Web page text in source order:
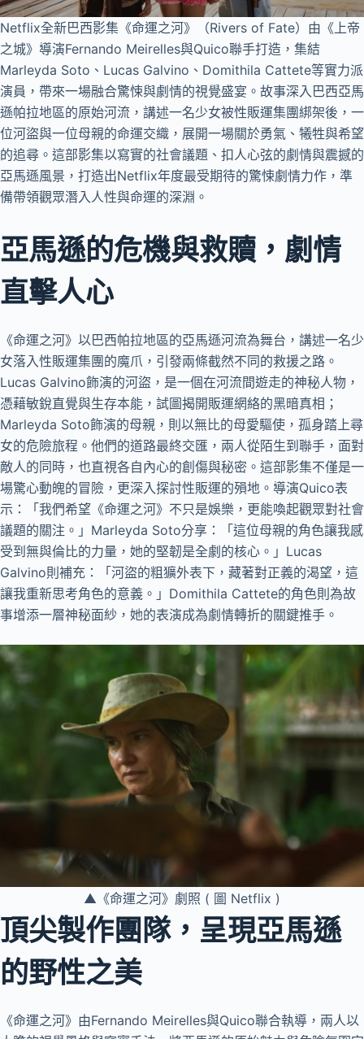
Netflix全新巴西影集《命運之河》（Rivers of Fate）由《上帝
之城》導演Fernando Meirelles與Quico聯手打造，集結
Marleyda Soto、Lucas Galvino、Domithila Cattete等實力派
演員，帶來一場融合驚悚與劇情的視覺盛宴。故事深入巴西亞馬
遜帕拉地區的原始河流，講述一名少女被性販運集團綁架後，一
位河盜與一位母親的命運交織，展開一場關於勇氣、犧牲與希望
的追尋。這部影集以寫實的社會議題、扣人心弦的劇情與震撼的
亞馬遜風景，打造出Netflix年度最受期待的驚悚劇情力作，準
備帶領觀眾潛入人性與命運的深淵。
亞馬遜的危機與救贖，劇情
直擊人心
《命運之河》以巴西帕拉地區的亞馬遜河流為舞台，講述一名少
女落入性販運集團的魔爪，引發兩條截然不同的救援之路。
Lucas Galvino飾演的河盜，是一個在河流間遊走的神秘人物，
憑藉敏銳直覺與生存本能，試圖揭開販運網絡的黑暗真相；
Marleyda Soto飾演的母親，則以無比的母愛驅使，孤身踏上尋
女的危險旅程。他們的道路最終交匯，兩人從陌生到聯手，面對
敵人的同時，也直視各自內心的創傷與秘密。這部影集不僅是一
場驚心動魄的冒險，更深入探討性販運的殞地。導演Quico表
示：「我們希望《命運之河》不只是娛樂，更能喚起觀眾對社會
議題的關注。」Marleyda Soto分享：「這位母親的角色讓我感
受到無與倫比的力量，她的堅韌是全劇的核心。」Lucas
Galvino則補充：「河盜的粗獷外表下，藏著對正義的渴望，這
讓我重新思考角色的意義。」Domithila Cattete的角色則為故
事增添一層神秘面紗，她的表演成為劇情轉折的關鍵推手。
▲《命運之河》劇照 ( 圖 Netflix )
頂尖製作團隊，呈現亞馬遜
的野性之美
《命運之河》由Fernando Meirelles與Quico聯合執導，兩人以